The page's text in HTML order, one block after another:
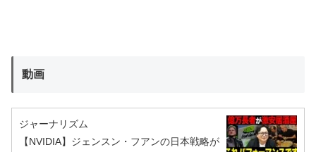
動画
ジャーナリズム
【NVIDIA】ジェンスン・フアンの日本戦略が